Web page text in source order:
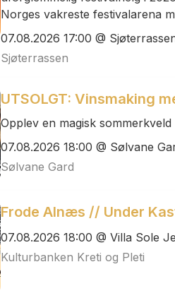
Norges vakreste festivalarena
07.08.2026 17:00 @
Sjøterrassen
UTSOLGT: Vinsmaking
Opplev en magisk
07.08.2026 18:00 @ Sølvane
Sølvane Gard
Frode Alnæs // Under
07.08.2026 18:00 @ Villa Sole
Kulturbanken Kreti og Pleti